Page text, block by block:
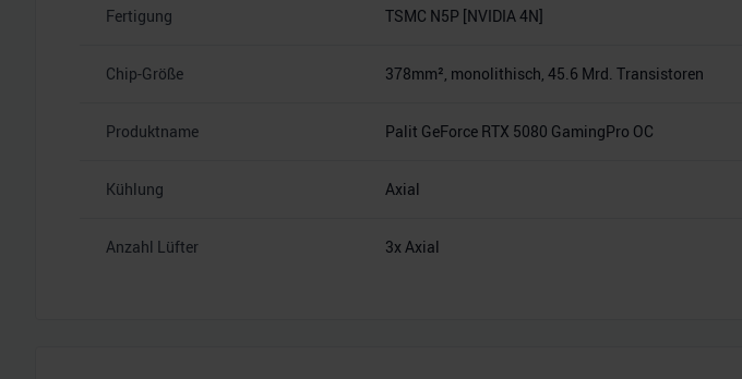
Fertigung TSMC N5P [NVIDIA 4N]
Chip-Größe 378mm², monolithisch, 45.6 Mrd. Transistoren
Produktname Palit GeForce RTX 5080 GamingPro OC
Kühlung Axial
Anzahl Lüfter 3x Axial